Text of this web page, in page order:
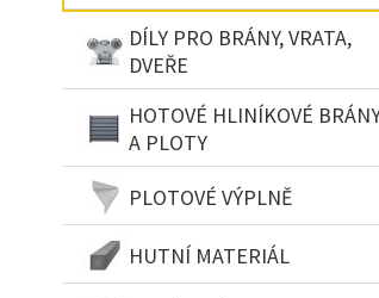
DÍLY PRO BRÁNY, VRATA,
DVEŘE
HOTOVÉ HLINÍKOVÉ
A PLOTY
PLOTOVÉ VÝPLNĚ
HUTNÍ MATERIÁL